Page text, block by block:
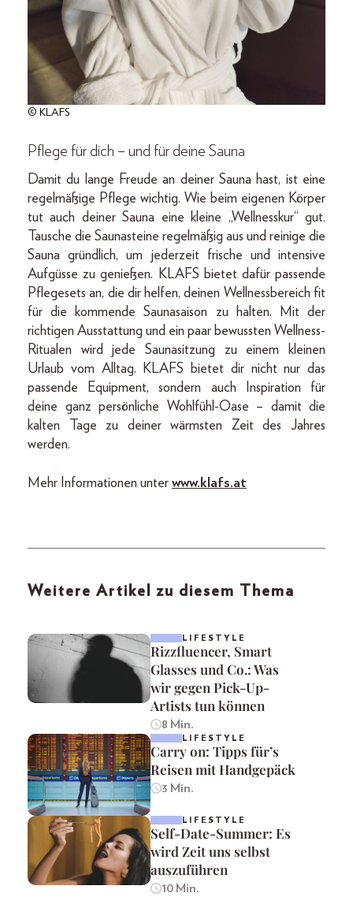
© KLAFS
Pflege für dich – und für deine Sauna
Damit du lange Freude an deiner Sauna hast, ist eine
regelmäßige Pflege wichtig. Wie beim eigenen Körper
tut auch deiner Sauna eine kleine „Wellnesskur“ gut.
Tausche die Saunasteine regelmäßig aus und reinige die
Sauna gründlich, um jederzeit frische und intensive
Aufgüsse zu genießen. KLAFS bietet dafür passende
Pflegesets an, die dir helfen, deinen Wellnessbereich fit
für die kommende Saunasaison zu halten. Mit der
richtigen Ausstattung und ein paar bewussten Wellness-
Ritualen wird jede Saunasitzung zu einem kleinen
Urlaub vom Alltag. KLAFS bietet dir nicht nur das
passende Equipment, sondern auch Inspiration für
deine ganz persönliche Wohlfühl-Oase – damit die
kalten Tage zu deiner wärmsten Zeit des Jahres
werden.
Mehr Informationen unter www.klafs.at
Weitere Artikel zu diesem Thema
LIFESTYLE
Rizzfluencer, Smart
Glasses und Co.: Was
wir gegen Pick-Up-
Artists tun können
8 Min.
LIFESTYLE
Carry on: Tipps für’s
Reisen mit Handgepäck
3 Min.
LIFESTYLE
Self-Date-Summer: Es
wird Zeit uns selbst
auszuführen
10 Min.